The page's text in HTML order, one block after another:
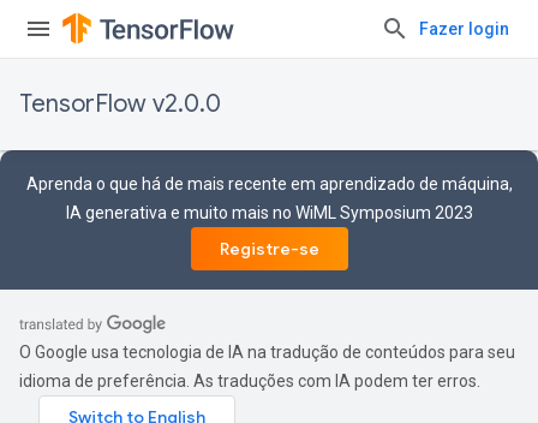
Fazer login
TensorFlow v2.0.0
Aprenda o que há de mais recente em aprendizado de máquina,
IA generativa e muito mais no WiML Symposium 2023
Registre-se
O Google usa tecnologia de IA na tradução de conteúdos para seu
idioma de preferência. As traduções com IA podem ter erros.